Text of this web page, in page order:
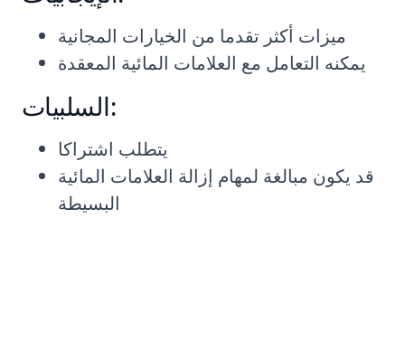
ميزات أكثر تقدما من الخيارات المجانية
يمكنه التعامل مع العلامات المائية المعقدة
السلبيات:
يتطلب اشتراكا
قد يكون مبالغة لمهام إزالة العلامات المائية
البسيطة